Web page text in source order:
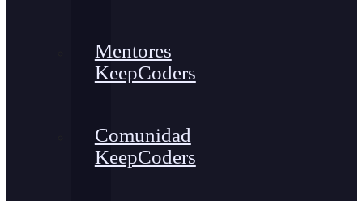
Mentores
KeepCoders
Comunidad
KeepCoders